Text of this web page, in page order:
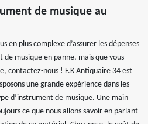
de musique au
en plus complexe d’assurer les dépenses
musique en panne, mais que vous
contactez-nous ! F.K Antiquaire 34 est
une grande expérience dans les
d’instrument de musique. Une main
ce que nous allons savoir en parlant